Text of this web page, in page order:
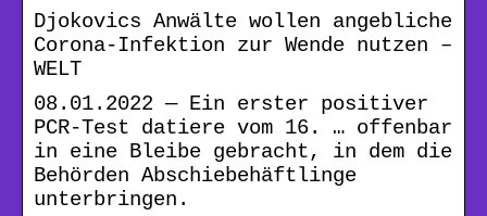
Djokovics Anwälte wollen angebliche
Corona-Infektion zur Wende nutzen –
WELT
08.01.2022 — Ein erster positiver
PCR-Test datiere vom 16. … offenbar
in eine Bleibe gebracht, in dem die
Behörden Abschiebehäftlinge
unterbringen.